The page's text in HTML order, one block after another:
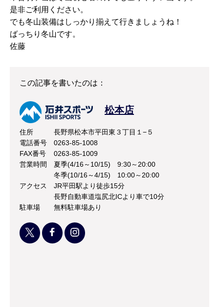
是非ご利用ください。
でも冬山装備はしっかり揃えて行きましょうね！
ばっちり冬山です。
佐藤
この記事を書いたのは：
松本店
住所
長野県松本市平田東３丁目１−５
電話番号
0263-85-1008
FAX番号
0263-85-1009
営業時間
夏季(4/16～10/15) 9:30～20:00
冬季(10/16～4/15) 10:00～20:00
アクセス
JR平田駅より徒歩15分
長野自動車道塩尻北ICより車で10分
駐車場
無料駐車場あり